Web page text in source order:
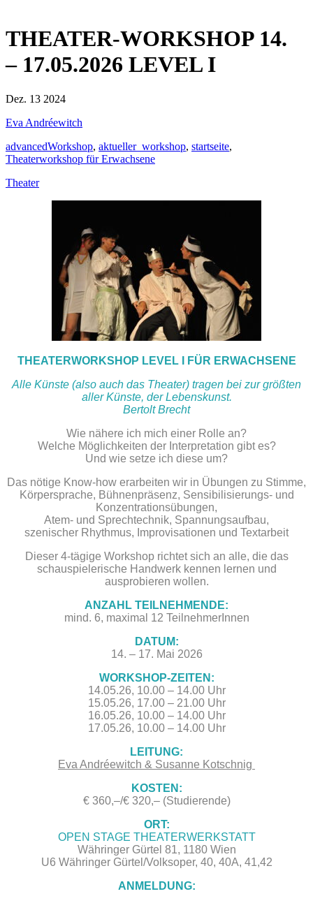
THEATER-WORKSHOP 14.
– 17.05.2026 LEVEL I
Dez. 13 2024
Eva Andréewitch
advancedWorkshop, aktueller_workshop, startseite,
Theaterworkshop für Erwachsene
Theater
THEATERWORKSHOP LEVEL I FÜR ERWACHSENE
Alle Künste (also auch das Theater) tragen bei zur größten
aller Künste, der Lebenskunst.
Bertolt Brecht
Wie nähere ich mich einer Rolle an?
Welche Möglichkeiten der Interpretation gibt es?
Und wie setze ich diese um?
Das nötige Know-how erarbeiten wir in Übungen zu Stimme,
Körpersprache, Bühnenpräsenz, Sensibilisierungs- und
Konzentrationsübungen,
Atem- und Sprechtechnik, Spannungsaufbau,
szenischer Rhythmus, Improvisationen und Textarbeit
Dieser 4-tägige Workshop richtet sich an alle, die das
schauspielerische Handwerk kennen lernen und
ausprobieren wollen.
ANZAHL TEILNEHMENDE:
mind. 6, maximal 12 TeilnehmerInnen
DATUM:
14. – 17. Mai 2026
WORKSHOP-ZEITEN:
14.05.26, 10.00 – 14.00 Uhr
15.05.26, 17.00 – 21.00 Uhr
16.05.26, 10.00 – 14.00 Uhr
17.05.26, 10.00 – 14.00 Uhr
LEITUNG:
Eva Andréewitch & Susanne Kotschnig
KOSTEN:
€ 360,–/€ 320,– (Studierende)
ORT:
OPEN STAGE THEATERWERKSTATT
Währinger Gürtel 81, 1180 Wien
U6 Währinger Gürtel/Volksoper, 40, 40A, 41,42
ANMELDUNG: